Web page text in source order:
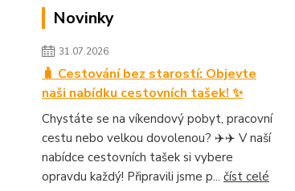
Novinky
31.07.2026
🧳 Cestování bez starostí: Objevte
naši nabídku cestovních tašek! ✨
Chystáte se na víkendový pobyt, pracovní
cestu nebo velkou dovolenou? ✈️✈️ V naší
nabídce cestovních tašek si vybere
opravdu každý! Připravili jsme p... číst celé